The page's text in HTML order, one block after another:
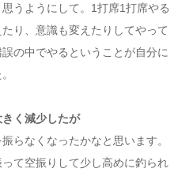
うようにして。1打席1打席やる
り、意識も変えたりしてやって
の中でやるということが自分に
く減少したが
らなくなったかなと思います。
て空振りして少し高めに釣られ